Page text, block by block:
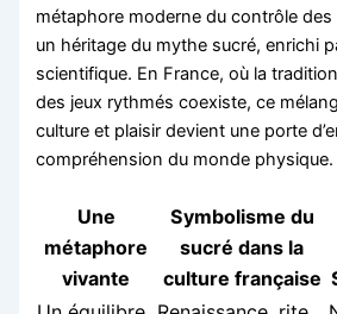
métaphore moderne du contrôle
un héritage du mythe sucré, enrichi
scientifique. En France, où la
des jeux rythmés coexiste, ce
culture et plaisir devient une porte
compréhension du monde physique.
Une
métaphore
vivante
Symbolisme du
sucré dans la
culture française